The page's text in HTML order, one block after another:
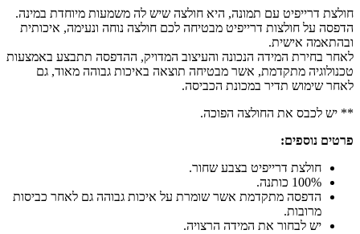
חולצת דרייפיט עם תמונה, היא חולצה שיש לה משמעות מיוחדת במינה.
הדפסה על חולצות דרייפיט מבטיחה לכם חולצה נוחה ונעימה, איכותית
ובהתאמה אישית.
לאחר בחירת המידה הנכונה והעיצוב המדויק, ההדפסה תתבצע באמצעות
טכנולוגיה מתקדמת, אשר מבטיחה תוצאה באיכות גבוהה מאוד, גם
לאחר שימוש תדיר במכונת הכביסה.
** יש לכבס את החולצה הפוכה.
פרטים נוספים:
חולצת דרייפיט בצבע שחור.
100% כותנה.
הדפסה מתקדמת אשר שומרת על איכות גבוהה גם לאחר כביסות
מרובות.
יש לבחור את המידה הרצויה.